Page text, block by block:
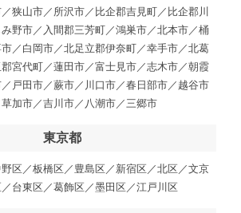
狭山市／所沢市／比企郡吉見町／比企郡川
野市／入間郡三芳町／鴻巣市／北本市／桶
／白岡市／北足立郡伊奈町／幸手市／北葛
宮代町／蓮田市／富士見市／志木市／朝霞
戸田市／蕨市／川口市／春日部市／越谷市
加市／吉川市／八潮市／三郷市
東京都
区／板橋区／豊島区／新宿区／北区／文京
台東区／葛飾区／墨田区／江戸川区